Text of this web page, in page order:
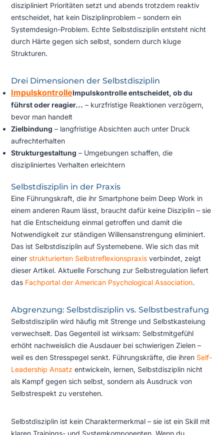
diszipliniert Prioritäten setzt und abends trotzdem reaktiv
entscheidet, hat kein Disziplinproblem – sondern ein
Systemdesign-Problem. Echte Selbstdisziplin entsteht nicht
durch Härte gegen sich selbst, sondern durch kluge
Strukturen.
Drei Dimensionen der Selbstdisziplin
ImpulskontrolleImpulskontrolle entscheidet, ob du
führst oder reagier... – kurzfristige Reaktionen verzögern,
bevor man handelt
Zielbindung – langfristige Absichten auch unter Druck
aufrechterhalten
Strukturgestaltung – Umgebungen schaffen, die
diszipliniertes Verhalten erleichtern
Selbstdisziplin in der Praxis
Eine Führungskraft, die ihr Smartphone beim Deep Work in
einem anderen Raum lässt, braucht dafür keine Disziplin – sie
hat die Entscheidung einmal getroffen und damit die
Notwendigkeit zur ständigen Willensanstrengung eliminiert.
Das ist Selbstdisziplin auf Systemebene. Wie sich das mit
einer strukturierten Selbstreflexionspraxisverbindet, zeigt
dieser Artikel. Aktuelle Forschung zur Selbstregulation liefert
das Fachportal der American Psychological Association.
Abgrenzung: Selbstdisziplin vs. Selbstbestrafung
Selbstdisziplin wird häufig mit Strenge und Selbstkasteiung
verwechselt. Das Gegenteil ist wirksam: Selbstmitgefühl
erhöht nachweislich die Ausdauer bei schwierigen Zielen –
weil es den Stresspegel senkt. Führungskräfte, die ihren Self-
Leadership Ansatz entwickeln, lernen, Selbstdisziplin nicht
als Kampf gegen sich selbst, sondern als Ausdruck von
Selbstrespekt zu verstehen.
Selbstdisziplin ist kein Charaktermerkmal – sie ist ein Skill mit
klaren Trainings- und Systemkomponenten. Wenn du